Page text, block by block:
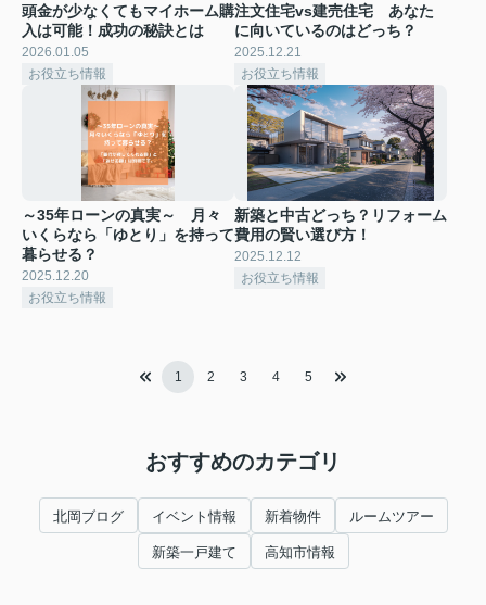
頭金が少なくてもマイホーム購
入は可能！成功の秘訣とは
2026.01.05
お役立ち情報
注文住宅vs建売住宅 あなた
に向いているのはどっち？
2025.12.21
お役立ち情報
～35年ローンの真実～ 月々
いくらなら「ゆとり」を持って
暮らせる？
2025.12.20
お役立ち情報
新築と中古どっち？リフォーム
費用の賢い選び方！
2025.12.12
お役立ち情報
1 2 3 4 5
おすすめのカテゴリ
北岡ブログ イベント情報 新着物件 ルームツアー
新築一戸建て 高知市情報